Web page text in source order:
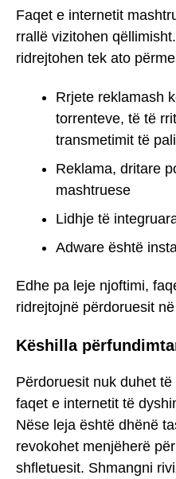
Faqet e internetit
rrallë vizitohen
ridrejtohen tek ato
Rrjete reklamash
torrenteve, të të
transmetimit të
Reklama, dritare
mashtruese
Lidhje të
Adware është
Edhe pa leje njoftimi,
ridrejtojnë përdoruesit
Këshilla
Përdoruesit nuk duhet
faqet e internetit të
Nëse leja është dhënë
revokohet menjëherë
shfletuesit. Shmangni